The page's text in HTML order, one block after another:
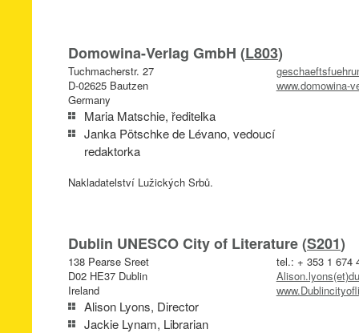
Domowina-Verlag GmbH (L803)
Tuchmacherstr. 27
D-02625 Bautzen
Germany
Maria Matschie, ředitelka
Janka Pötschke de Lévano, vedoucí
redaktorka
www.domowina-
Nakladatelství Lužických Srbů.
Dublin UNESCO City of Literature (S201)
138 Pearse Sreet
D02 HE37 Dublin
Ireland
Alison Lyons, Director
Jackie Lynam, Librarian
tel.: + 353 1 674